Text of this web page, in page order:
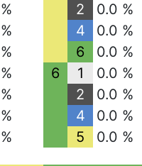
2
0.0 %
4
0.0 %
6
0.0 %
6
1
0.0 %
2
0.0 %
4
0.0 %
5
0.0 %